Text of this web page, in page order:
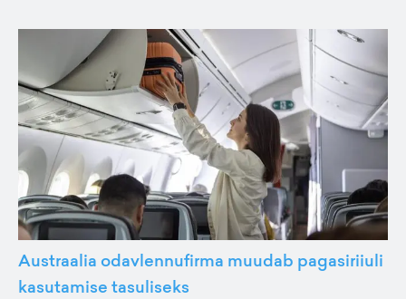
Austraalia odavlennufirma muudab pagasiriiuli
kasutamise tasuliseks